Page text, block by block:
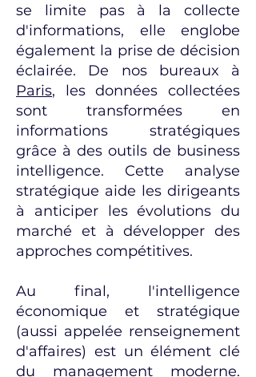
se limite pas à la collecte
d'informations, elle englobe
également la prise de décision
éclairée. De nos bureaux à
Paris, les données collectées
sont transformées en
informations stratégiques
grâce à des outils de business
intelligence. Cette analyse
stratégique aide les dirigeants
à anticiper les évolutions du
marché et à développer des
approches compétitives.
Au final, l'intelligence
économique et stratégique
(aussi appelée renseignement
d'affaires) est un élément clé
du management moderne.